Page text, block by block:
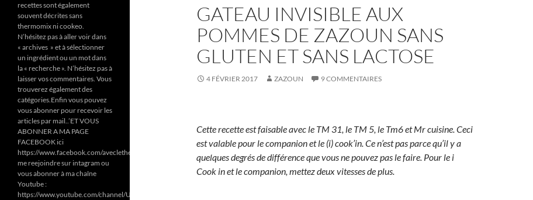
GATEAU INVISIBLE AUX
POMMES DE ZAZOUN SANS
GLUTEN ET SANS LACTOSE
4 FÉVRIER 2017 ZAZOUN 9 COMMENTAIRES
Cette recette est faisable avec le TM 31, le TM 5, le Tm6 et Mr cuisine. Ceci
est valable pour le companion et le (i) cook’in. Ce n’est pas parce qu’il y a
quelques degrés de différence que vous ne pouvez pas le faire. Pour le i
Cook in et le companion, mettez deux vitesses de plus.
recettes sont également
souvent décrites sans
thermomix ni cookeo.
N’hésitez pas à aller voir dans
« archives » et à sélectionner
un ingrédient ou un mot dans
la « recherche ». N’hésitez pas à
laisser vos commentaires. Vous
trouverez également des
catégories.Enfin vous pouvez
vous abonner pour recevoir les
articles par mail..’ET VOUS
ABONNER A MA PAGE
FACEBOOK ici
https://www.facebook.com/aveclethermomixetcookeodezazoun/
me reejoindre sur intagram ou
vous abonner à ma chaîne
Youtube :
https://www.youtube.com/channel/UC6Pa6dF808fmGjZ5MMlrtaA